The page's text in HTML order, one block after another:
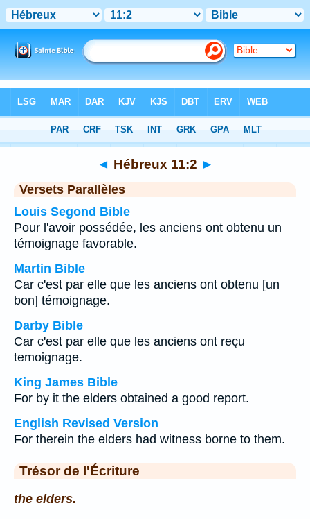
Chapitre 11> Verset 2
◄ Hébreux 11:2 ►
Versets Parallèles
Louis Segond Bible
Pour l'avoir possédée, les anciens ont obtenu un
témoignage favorable.
Martin Bible
Car c'est par elle que les anciens ont obtenu [un
bon] témoignage.
Darby Bible
Car c'est par elle que les anciens ont reçu
temoignage.
King James Bible
For by it the elders obtained a good report.
English Revised Version
For therein the elders had witness borne to them.
Trésor de l'Écriture
the elders.